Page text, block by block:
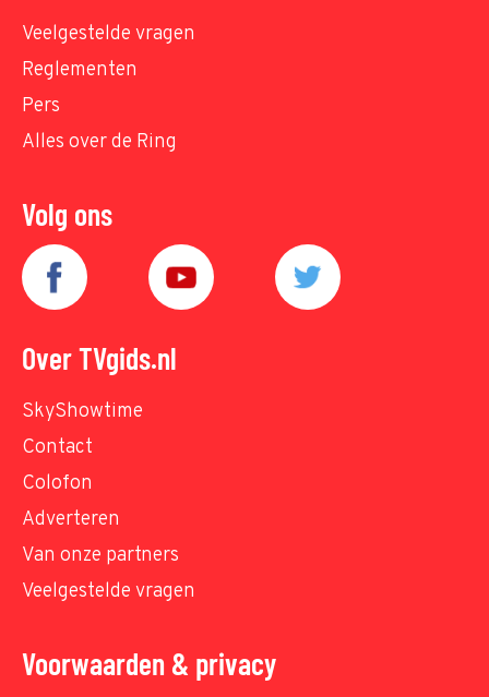
Veelgestelde vragen
Reglementen
Pers
Alles over de Ring
Volg ons
Over TVgids.nl
SkyShowtime
Contact
Colofon
Adverteren
Van onze partners
Veelgestelde vragen
Voorwaarden & privacy